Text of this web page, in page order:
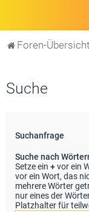
Foren-Übersicht
Suche
Suchanfrage
Suche nach
Setze ein +vor ein
vor ein Wort, das
mehrere Wörter
nur eines der
Platzhalter für